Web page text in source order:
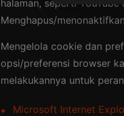
halaman, seperti
Menghapus/
Mengelola cookie dan
opsi/preferensi browser
melakukannya untuk
Microsoft Internet